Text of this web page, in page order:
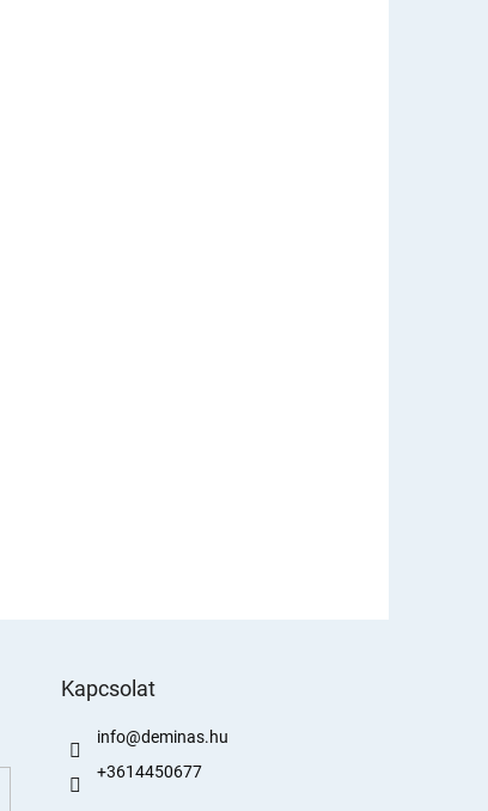
Kapcsolat
info@deminas.hu
+3614450677